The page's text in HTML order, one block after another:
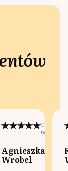
na:
Agnieszka
Wrobel